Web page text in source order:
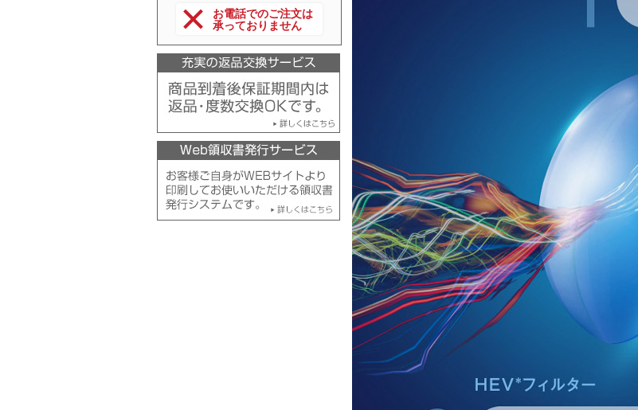
お電話でのご注文は
承っておりません